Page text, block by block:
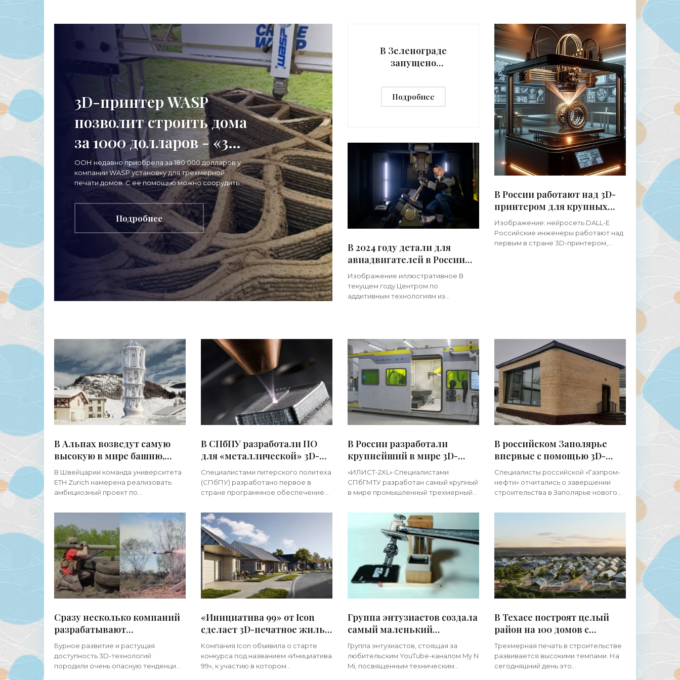
изготавливаться с
3D-принтер WASP
позволит строить дома
за 1000 долларов - «3d-
принтеры»
ООН недавно приобрела за 180 000 долларов у
компании WASP установку для трехмерной
печати домов. С ее помощью можно соорудить
бюджетное жилище всего за 1000 долларов, что
является
Подробнее
В Зеленограде
запущено
отечественного
материала для 3D-
Подробнее
В России работают над 3D-
принтером для крупных
деталей - «3d-принтеры»
Изображение: нейросеть DALL-E
Российские инженеры работают над
первым в стране 3D-принтером,
В 2024 году детали для
авиадвигателей в России
начнут печатать на 3D-
принтере - «3d-принтеры»
Изображение иллюстративное В
текущем году Центром по
аддитивным технологиям из
В Альпах возведут самую
высокую в мире башню,
напечатанную на 3D-
принтере - «3d-принтеры»
В Швейцарии команда университета
ETH Zurich намерена реализовать
амбициозный проект по
мире сооружения, напечатанного на
3D-принтере. Участником затеи
стало
В СПбПУ разработали ПО
для «металлической» 3D-
печати - «3d-принтеры»
Специалистами питерского политеха
(СПбПУ) разработано первое в
стране программное обеспечение
работающих с металлом и сплавами.
Данный софт найдет применение в
самых
В России разработали
крупнейший в мире 3D-
принтер для атомной
энергетики - «3d-
принтеры»
«ИЛИСТ-2XL» Специалистами
СПбГМТУ разработан самый крупный
в мире промышленный трехмерный
металлическим порошком — речь
идет об автоматизированной
установке по прямому
В российском Заполярье
впервые с помощью 3D-
печати построили здание -
«3d-принтеры»
Специалисты российской «Газпром-
нефти» отчитались о завершении
строительства в Заполярье нового
3D-печати, благодаря чему время
Сразу несколько компаний
разрабатывают
ракетометы, которые
можно напечатать на 3D-
принтере - «3d-принтеры»
Бурное развитие и растущая
доступность 3D-технологий
породили очень опасную тенденцию
«Инициатива 99» от Icon
сделает 3D-печатное жилье
доступным всем - «3d-
принтеры»
Компания Icon объявила о старте
конкурса под названием «Инициатива
99», к участию в котором
Группа энтузиастов создала
самый маленький
действующий 3D-принтер в
мире - «3d-принтеры»
Группа энтузиастов, стоящая за
любительским YouTube-каналом My N
Mi, посвященным техническим
В Техасе построят целый
район на 100 домов с
помощью 3D-печати - «3d-
принтеры»
Трехмерная печать в строительстве
развивается высокими темпами. На
сегодняшний день это